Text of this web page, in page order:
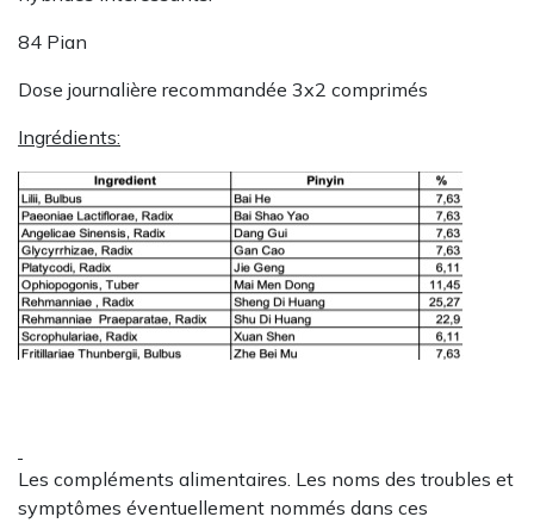
84 Pian
Dose journalière recommandée 3x2 comprimés
Ingrédients:
Les compléments alimentaires. Les noms des troubles et
symptômes éventuellement nommés dans ces